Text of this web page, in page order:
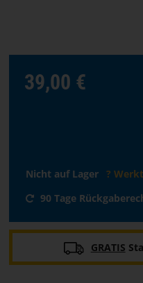
PARACON
39,00 €
Nicht auf Lager ?
90 Tage
GRATIS